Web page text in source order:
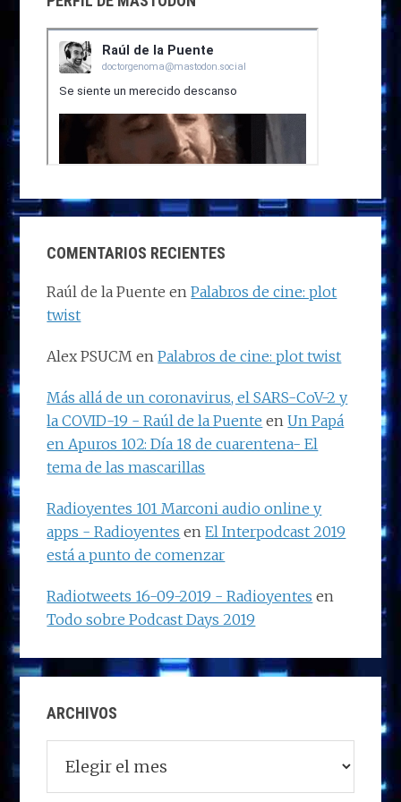
COMENTARIOS RECIENTES
Raúl de la Puente enPalabros de cine: plot
twist
Alex PSUCM enPalabros de cine: plot twist
Más allá de un coronavirus, el SARS-CoV-2 y
la COVID-19 - Raúl de la Puente enUn Papá
en Apuros 102: Día 18 de cuarentena- El
tema de las mascarillas
Radioyentes 101 Marconi audio online y
apps - Radioyentes enEl Interpodcast 2019
está a punto de comenzar
Radiotweets 16-09-2019 - Radioyentes en
Todo sobre Podcast Days 2019
ARCHIVOS